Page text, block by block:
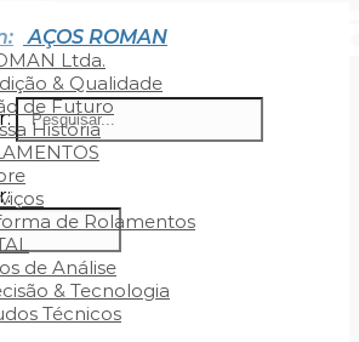
AÇOS ROMAN
Ltda.
& Qualidade
de Futuro
História
de Rolamentos
de Análise
& Tecnologia
Técnicos